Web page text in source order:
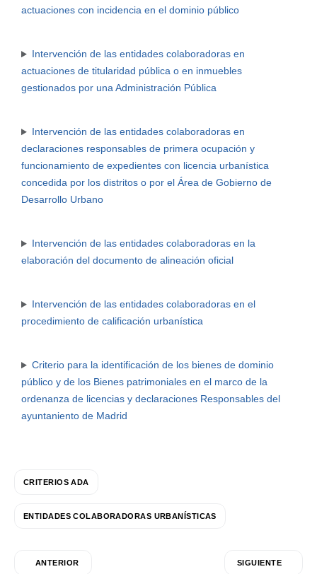
actuaciones con incidencia en el dominio público
Intervención de las entidades colaboradoras en
actuaciones de titularidad pública o en inmuebles
gestionados por una Administración Pública
Intervención de las entidades colaboradoras en
declaraciones responsables de primera ocupación y
funcionamiento de expedientes con licencia urbanística
concedida por los distritos o por el Área de Gobierno de
Desarrollo Urbano
Intervención de las entidades colaboradoras en la
elaboración del documento de alineación oficial
Intervención de las entidades colaboradoras en el
procedimiento de calificación urbanística
Criterio para la identificación de los bienes de dominio
público y de los Bienes patrimoniales en el marco de la
ordenanza de licencias y declaraciones Responsables del
ayuntaniento de Madrid
CRITERIOS ADA
ENTIDADES COLABORADORAS URBANÍSTICAS
ANTERIOR SIGUIENTE